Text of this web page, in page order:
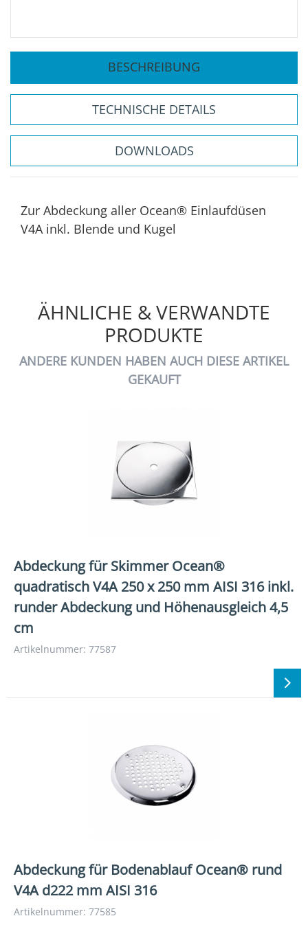
BESCHREIBUNG
TECHNISCHE DETAILS
DOWNLOADS
Zur Abdeckung aller Ocean® Einlaufdüsen
V4A inkl. Blende und Kugel
ÄHNLICHE & VERWANDTE
PRODUKTE
ANDERE KUNDEN HABEN AUCH DIESE ARTIKEL
GEKAUFT
Abdeckung für Skimmer Ocean®
quadratisch V4A 250 x 250 mm AISI 316 inkl.
runder Abdeckung und Höhenausgleich 4,5
cm
Artikelnummer: 77587
Abdeckung für Bodenablauf Ocean® rund
V4A d222 mm AISI 316
Artikelnummer: 77585